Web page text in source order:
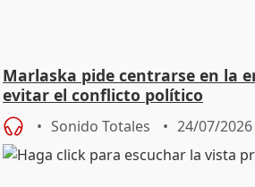
Marlaska pide centrarse en la
evitar el conflicto político
Sonido Totales 24/07/2026